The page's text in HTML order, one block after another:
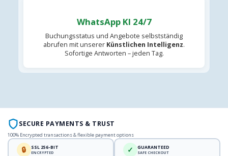
WhatsApp KI 24/7
Buchungsstatus und Angebote selbstständig
abrufen mit unserer Künstlichen Intelligenz.
Sofortige Antworten – jeden Tag.
SECURE PAYMENTS & TRUST
100% Encrypted transactions & flexible payment options
🔒 SSL 256-BIT
ENCRYPTED ✓ GUARANTEED
SAFE CHECKOUT